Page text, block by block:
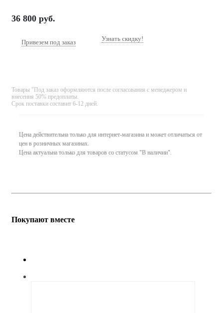
36 800 руб.
Привезем под заказ Узнать скидку!
Товары "Под заказ оформляются после согласования с менеджером и
внесения 50% предоплаты.
Срок поставки составит 6-12 дней.
Цена действительна только для интернет-магазина и может отличаться от
цен в розничных магазинах.
Цена актуальна только для товаров со статусом "В наличии".
Покупают вместе